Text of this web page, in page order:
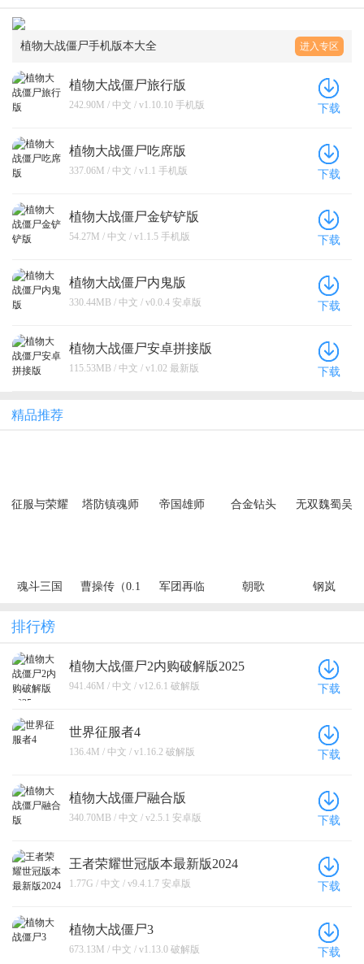
植物大战僵尸手机版本大全 进入专区
植物大战僵尸旅行版
242.90M / 中文 / v1.10.10 手机版 下载
植物大战僵尸吃席版
337.06M / 中文 / v1.1 手机版 下载
植物大战僵尸金铲铲版
54.27M / 中文 / v1.1.5 手机版 下载
植物大战僵尸内鬼版
330.44MB / 中文 / v0.0.4 安卓版 下载
植物大战僵尸安卓拼接版
115.53MB / 中文 / v1.02 最新版 下载
精品推荐
征服与荣耀
塔防镇魂师
帝国雄师
合金钻头
无双魏蜀吴
魂斗三国
突围）
曹操传（0.1
军团再临
朝歌 钢岚
排行榜
植物大战僵尸2内购破解版2025
941.46M / 中文 / v12.6.1 破解版 下载
世界征服者4
136.4M / 中文 / v1.16.2 破解版 下载
植物大战僵尸融合版
340.70MB / 中文 / v2.5.1 安卓版 下载
王者荣耀世冠版本最新版2024
1.77G / 中文 / v9.4.1.7 安卓版 下载
植物大战僵尸3
673.13M / 中文 / v1.13.0 破解版 下载